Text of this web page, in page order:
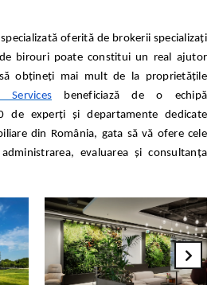
oferită de brokerii specializați
birouri poate constitui un real ajutor
obțineți mai mult de la proprietățile
beneficiază de o echipă
de experți și departamente dedicate
din România, gata să vă ofere cele
evaluarea și consultanța